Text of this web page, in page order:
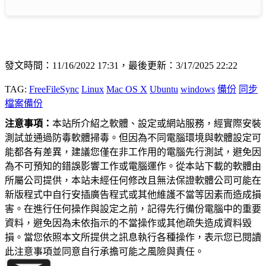
發文時間：11/16/2022 17:31，最後更新：3/17/2025 22:22
TAG: FreeFileSync Linux Mac OS X Ubuntu windows 備份 同步
檔案備份
注意事項： 本站所介紹之軟體、設定或網站服務，經實際安裝
測試並通過防毒軟體掃毒。但因為不同電腦環境與軟體設定可
能都各有差異，建議您僅在非工作用的電腦先行測試，避免因
為不可預知的錯誤影響工作或電腦運作。從本站下載的軟體由
所屬公司提供，本站未經任何修改且無法保證軟體公司可能在
新版程式中自行安插廣告程式或其他維護不當等因素而造成損
害。在進行任何操作與設定之前，記得先行備份電腦中的重要
資料，避免因為未依指示的不當操作或其他疏失造成資料毀
損。當您依照本文所提供之訊息執行各種操作，表示您已閱讀
此注意事項並同意自行承擔可能之風險與責任。